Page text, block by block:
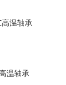
高温轴承
温轴承